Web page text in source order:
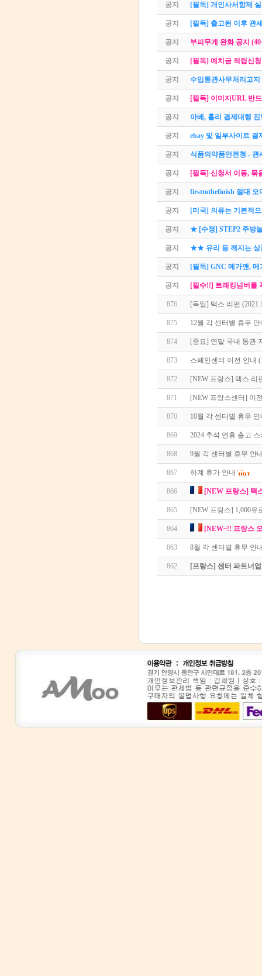
공지 [필독] 개인사서함제
공지 [필독] 출고된 이후 관
공지 부피무게 완화 공지
공지 [필독] 예치금 적립신
공지 수입통관사무처리고
공지 [필독] 이미지URL 반
공지 아베, 홀리 결제대행
공지 ebay 및 일부사이트 결
공지 식품의약품안전청 - 관
공지 [필독] 신청서 이동, 묶
공지 firsttothefinish 절대 오
공지 [미국] 의류는 기본적
공지 ★ [수정] STEP2 주방
공지 ★★ 유리 등 깨지는 상
공지 [필독] GNC 메가맨,
공지 [필수!!] 트래킹넘버를
876 [독일] 택스 리펀
875 12월 각 센터별 휴무 안
874 [중요] 연말 국내 통관
873 스페인센터 이전 안내
872 [NEW 프랑스] 택스 리
871 [NEW 프랑스센터] 이
870 10월 각 센터별 휴무 안
869 2024 추석 연휴 출고
868 9월 각 센터별 휴무 안
867 하계 휴가 안내
866 [NEW 프랑스] 택
865 [NEW 프랑스] 1,000유
864 [NEW~!! 프랑스
863 8월 각 센터별 휴무 안
862 [프랑스] 센터 파트너